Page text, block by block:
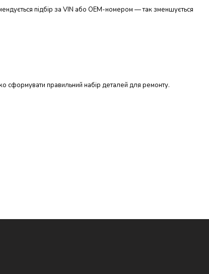
підбір за VIN або OEM-номером — так зменшується
сформувати правильний набір деталей для ремонту.